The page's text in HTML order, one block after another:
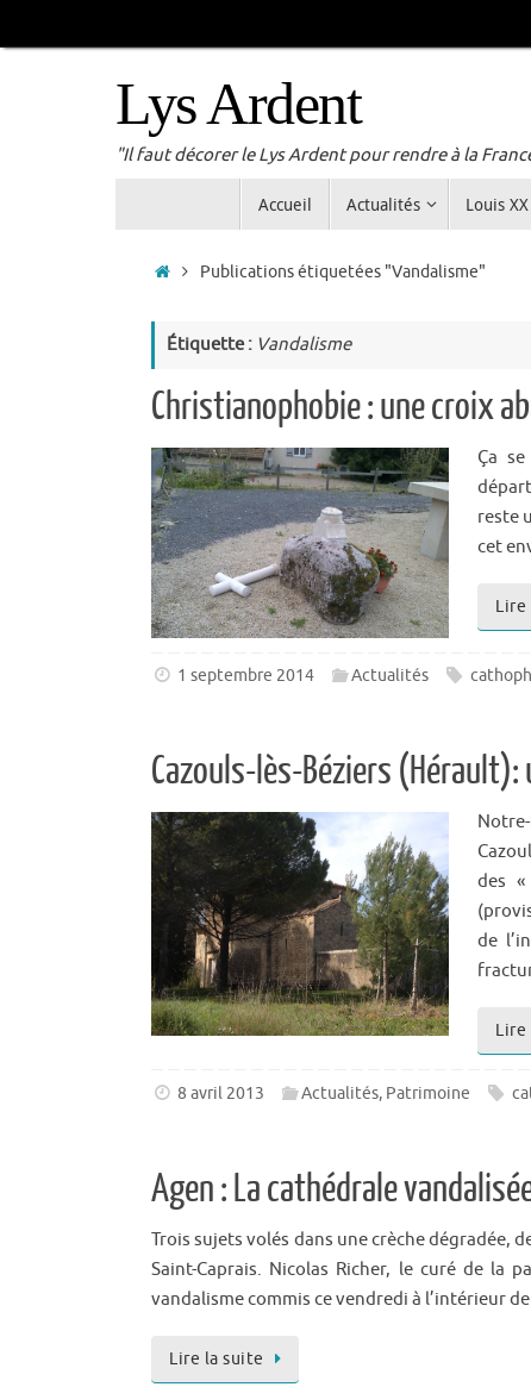
au
Lys Ardent
"Il faut décorer le Lys Ardent pour rendre à la
Accueil Actualités Louis XX
Accueil
Publications étiquetées "Vandalisme"
Étiquette : Vandalisme
Christianophobie : une croix
Ça
reste
cet
Lire
1 septembre 2014 Actualités
Cazouls-lès-Béziers (Hérault):
des
de
Lire
8 avril 2013 Actualités, Patrimoine
Agen : La cathédrale
Trois sujets volés dans une crèche dégradée,
Saint-Caprais. Nicolas Richer, le curé de la
vandalisme commis ce vendredi à l’intérieur
Lire la suite